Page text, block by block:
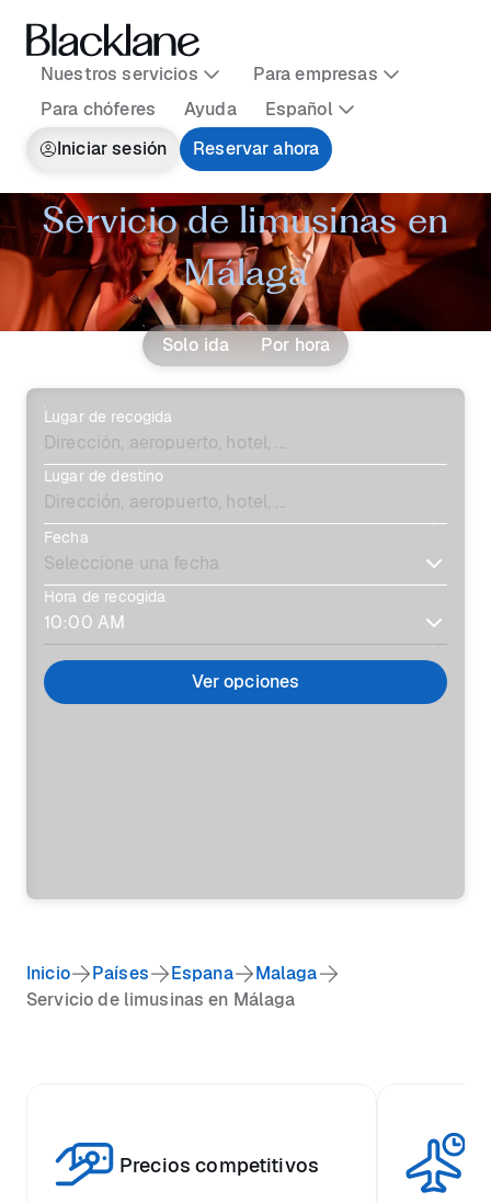
Nuestros servicios
Para empresas
Para chóferes
Ayuda
Español
Iniciar sesión
Reservar ahora
Servicio de limusinas en
Málaga
Solo ida Por hora
Lugar de recogida
Lugar de destino
Fecha
Hora de recogida
Ver opciones
Inicio Países Espana
Malaga
Servicio de limusinas en Málaga
Precios competitivos